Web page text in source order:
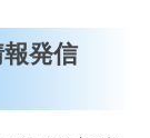
発信